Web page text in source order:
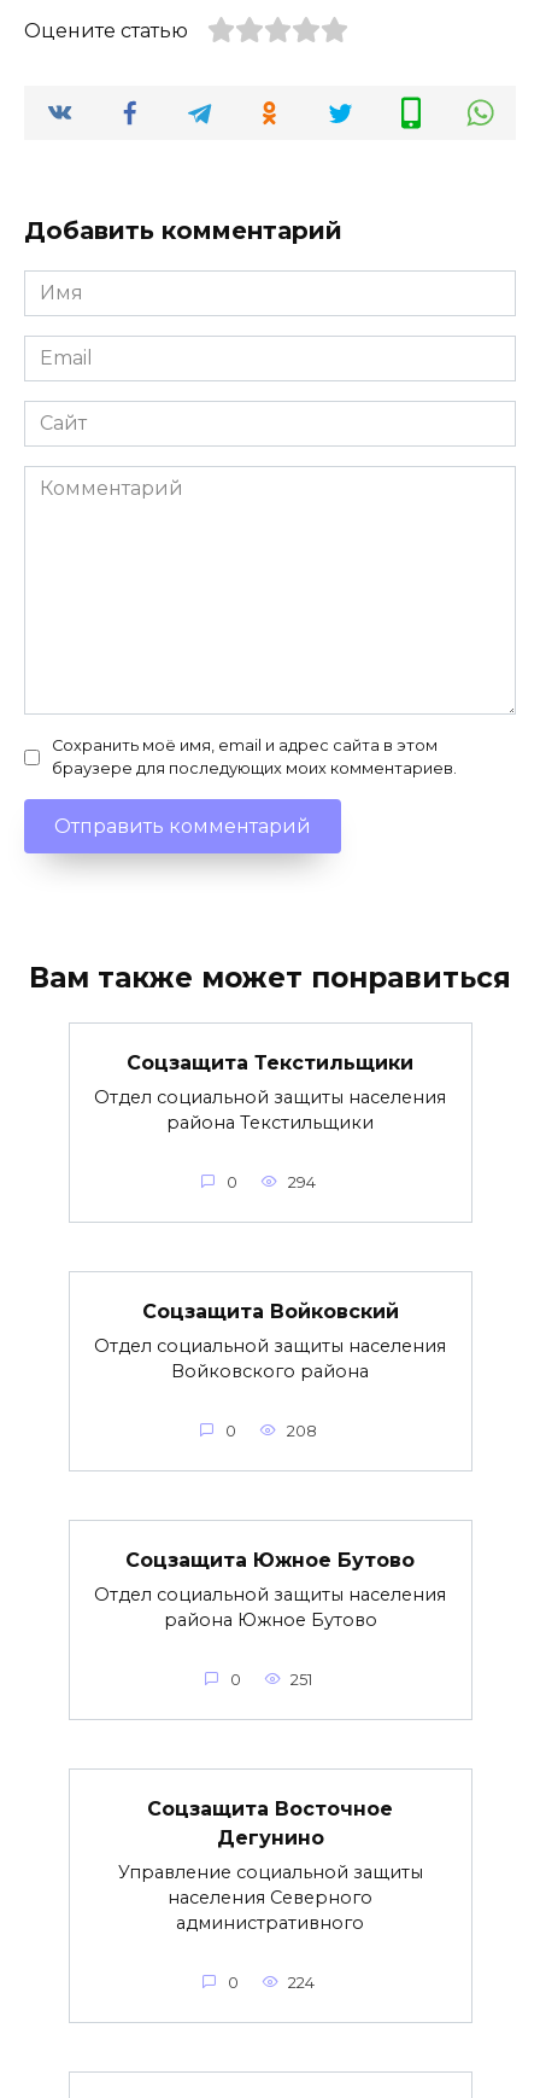
Оцените статью
Добавить комментарий
Имя
*
Email
*
Сайт
Комментарий
Сохранить моё имя, email и адрес сайта в этом
браузере для последующих моих комментариев.
Вам также может понравиться
Соцзащита Текстильщики
Отдел социальной защиты населения
района Текстильщики
0 294
Соцзащита Войковский
Отдел социальной защиты населения
Войковского района
0 208
Соцзащита Южное Бутово
Отдел социальной защиты населения
района Южное Бутово
0 251
Соцзащита Восточное
Дегунино
Управление социальной защиты
населения Северного
административного
0 224